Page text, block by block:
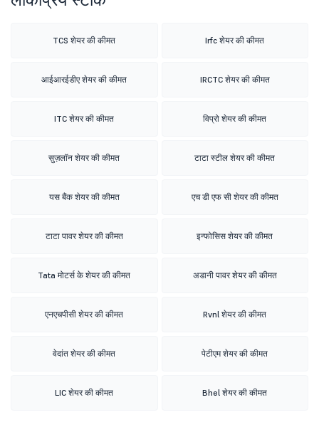
TCS शेयर की कीमत Irfc शेयर की कीमत
आईआरईडीए शेयर की कीमत IRCTC शेयर की कीमत
ITC शेयर की कीमत विप्रो शेयर की कीमत
सुज़लॉन शेयर की कीमत टाटा स्टील शेयर की कीमत
यस बैंक शेयर की कीमत एच डी एफ सी शेयर की कीमत
टाटा पावर शेयर की कीमत इन्फोसिस शेयर की कीमत
Tata मोटर्स के शेयर की कीमत अडानी पावर शेयर की कीमत
एनएचपीसी शेयर की कीमत Rvnl शेयर की कीमत
वेदांत शेयर की कीमत पेटीएम शेयर की कीमत
LIC शेयर की कीमत Bhel शेयर की कीमत